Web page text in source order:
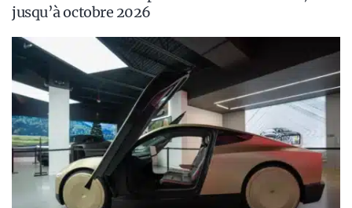
jusqu’à octobre 2026